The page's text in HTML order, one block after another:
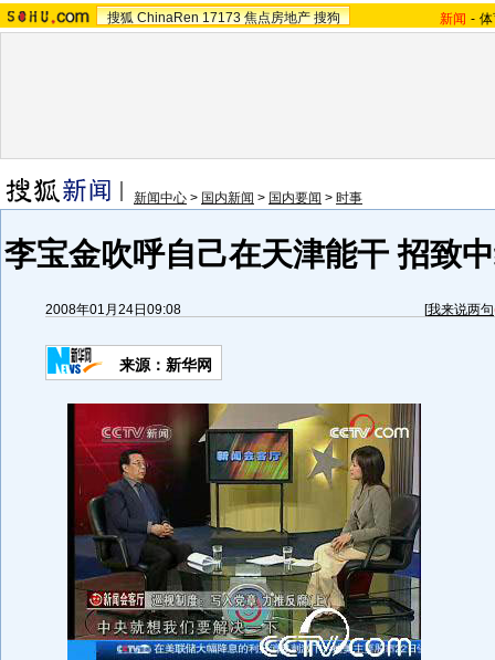
搜狐 ChinaRen 17173 焦点房地产 搜狗 新闻 -
新闻中心 > 国内新闻 > 国内要闻 > 时事
李宝金吹呼自己在天津能干 招致
2008年01月24日09:08 [我来说两句
来源：新华网